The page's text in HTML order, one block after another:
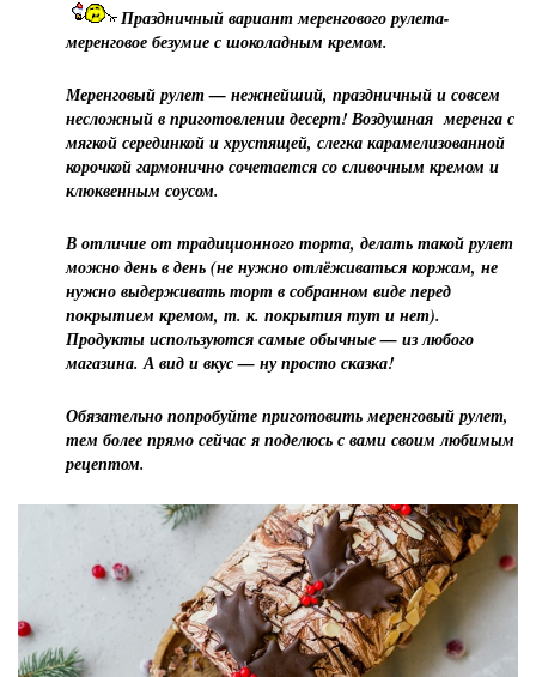
Праздничный вариант меренгового рулета-
меренговое безумие с шоколадным кремом.
Меренговый рулет — нежнейший, праздничный и совсем
несложный в приготовлении десерт! Воздушная меренга с
мягкой серединкой и хрустящей, слегка карамелизованной
корочкой гармонично сочетается со сливочным кремом и
клюквенным соусом.
В отличие от традиционного торта, делать такой рулет
можно день в день (не нужно отлёживаться коржам, не
нужно выдерживать торт в собранном виде перед
покрытием кремом, т. к. покрытия тут и нет).
Продукты используются самые обычные — из любого
магазина. А вид и вкус — ну просто сказка!
Обязательно попробуйте приготовить меренговый рулет,
тем более прямо сейчас я поделюсь с вами своим любимым
рецептом.